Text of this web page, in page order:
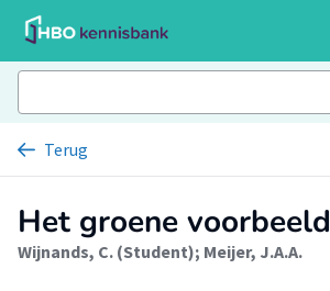
Terug
Het groene voorbeeld
Wijnands, C. (Student); Meijer, J.A.A.